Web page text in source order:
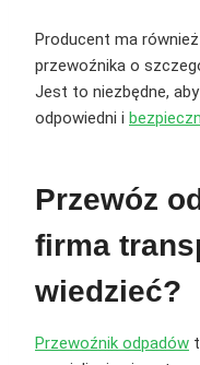
Producent ma
przewoźnika o
Jest to niezbędne,
odpowiedni i
Przewóz
firma
wiedzieć?
Przewoźnik odpadów